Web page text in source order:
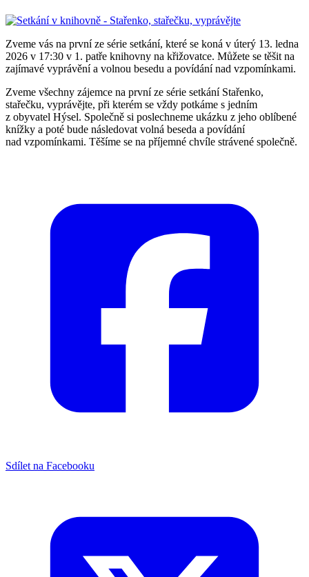
Zveme vás na první ze série setkání, které se koná v úterý 13. ledna
2026 v 17:30 v 1. patře knihovny na křižovatce. Můžete se těšit na
zajímavé vyprávění a volnou besedu a povídání nad vzpomínkami.
Zveme všechny zájemce na první ze série setkání Stařenko,
stařečku, vyprávějte, při kterém se vždy potkáme s jedním
z obyvatel Hýsel. Společně si poslechneme ukázku z jeho oblíbené
knížky a poté bude následovat volná beseda a povídání
nad vzpomínkami. Těšíme se na příjemné chvíle strávené společně.
Sdílet na Facebooku